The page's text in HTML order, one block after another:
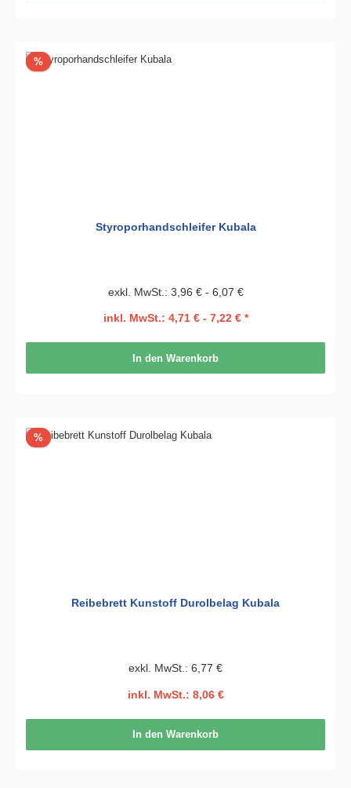
%Rabatt
Styroporhandschleifer Kubala
exkl. MwSt.: 3,96 € - 6,07 €
inkl. MwSt.: 4,71 € - 7,22 € *
In den Warenkorb
%Rabatt
Reibebrett Kunstoff Durolbelag Kubala
exkl. MwSt.: 6,77 €
inkl. MwSt.: 8,06 €
In den Warenkorb